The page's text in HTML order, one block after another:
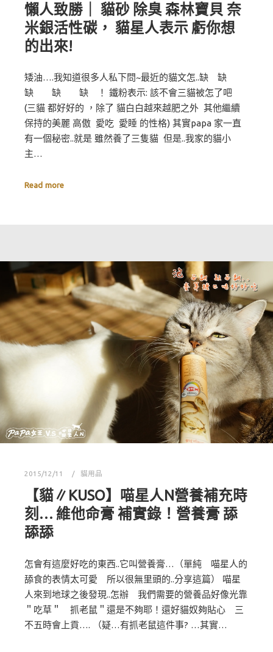
懶人致勝｜ 貓砂 除臭 森林寶貝 奈
米銀活性碳， 貓星人表示 虧你想
的出來!
矮油….我知道很多人私下問~最近的貓文怎..缺 缺
缺 缺 缺 ！ 鐵粉表示: 該不會三貓被怎了吧
(三貓 都好好的 ，除了 貓白白越來越肥之外 其他繼續
保持的美麗 高傲 愛吃 愛睡 的性格) 其實papa 家一直
有一個秘密..就是 雖然養了三隻貓 但是..我家的貓小
主…
Read more
2015/12/11 貓用品
【貓∥KUSO】喵星人N營養補充時
刻… 維他命膏 補實錄！營養膏 舔
舔舔
怎會有這麼好吃的東西..它叫營養膏…（單純 喵星人的
舔食的表情太可愛 所以很無里頭的..分享這篇） 喵星
人來到地球之後發現..怎辦 我們需要的營養品好像光靠
＂吃草＂ 抓老鼠＂還是不夠耶！還好貓奴夠貼心 三
不五時會上貢…. （疑…有抓老鼠這件事? …其實…